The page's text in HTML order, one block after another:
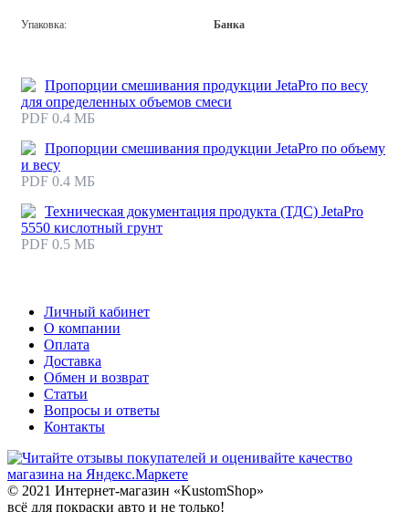
Упаковка: Банка
Пропорции смешивания продукции JetaPro по весу
для определенных объемов смеси
PDF 0.4 МБ
Пропорции смешивания продукции JetaPro по объему
и весу
PDF 0.4 МБ
Техническая документация продукта (ТДС) JetaPro
5550 кислотный грунт
PDF 0.5 МБ
Личный кабинет
О компании
Оплата
Доставка
Обмен и возврат
Статьи
Вопросы и ответы
Контакты
© 2021 Интернет-магазин «KustomShop»
всё для покраски авто и не только!